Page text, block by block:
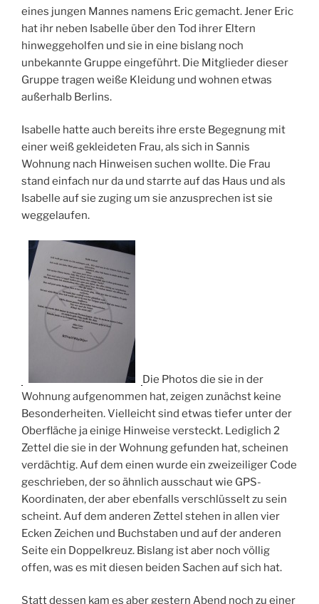
eines jungen Mannes namens Eric gemacht. Jener Eric
hat ihr neben Isabelle über den Tod ihrer Eltern
hinweggeholfen und sie in eine bislang noch
unbekannte Gruppe eingeführt. Die Mitglieder dieser
Gruppe tragen weiße Kleidung und wohnen etwas
außerhalb Berlins.
Isabelle hatte auch bereits ihre erste Begegnung mit
einer weiß gekleideten Frau, als sich in Sannis
Wohnung nach Hinweisen suchen wollte. Die Frau
stand einfach nur da und starrte auf das Haus und als
Isabelle auf sie zuging um sie anzusprechen ist sie
weggelaufen.
Die Photos die sie in der
Wohnung aufgenommen hat, zeigen zunächst keine
Besonderheiten. Vielleicht sind etwas tiefer unter der
Oberfläche ja einige Hinweise versteckt. Lediglich 2
Zettel die sie in der Wohnung gefunden hat, scheinen
verdächtig. Auf dem einen wurde ein zweizeiliger Code
geschrieben, der so ähnlich ausschaut wie GPS-
Koordinaten, der aber ebenfalls verschlüsselt zu sein
scheint. Auf dem anderen Zettel stehen in allen vier
Ecken Zeichen und Buchstaben und auf der anderen
Seite ein Doppelkreuz. Bislang ist aber noch völlig
offen, was es mit diesen beiden Sachen auf sich hat.
Statt dessen kam es aber gestern Abend noch zu einer